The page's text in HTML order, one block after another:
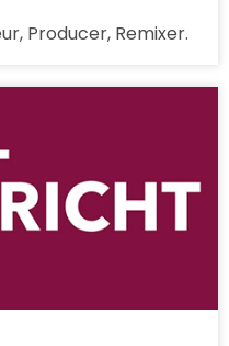
Producer, Remixer.